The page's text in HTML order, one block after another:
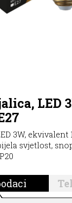
LED
3W,
svjetlost,